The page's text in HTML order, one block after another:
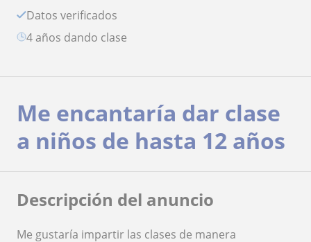
Datos verificados
4 años dando clase
Me encantaría dar clase
a niños de hasta 12 años
Descripción del anuncio
Me gustaría impartir las clases de manera